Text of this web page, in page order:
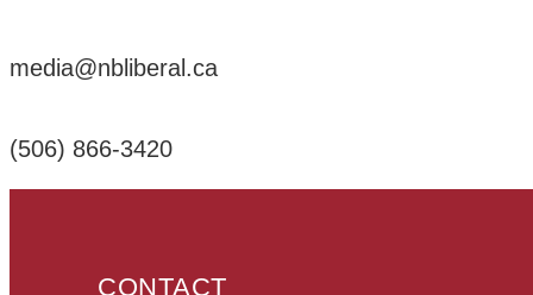
media@nbliberal.ca
(506) 866-3420
CONTACT